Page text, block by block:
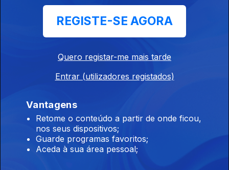
25 abr. 2026
O jornalista que anunciou a Revolução aos microfones do
Parceria com o Clube de Jornalistas.
Emissão Especial - O 25 de Abril de António
REGISTE-SE AGORA
Quero registar-me mais tarde
Entrar (utilizadores registados)
Vantagens
Retome o conteúdo a partir de onde ficou,
nos seus dispositivos;
Guarde programas favoritos;
Aceda à sua área pessoal;